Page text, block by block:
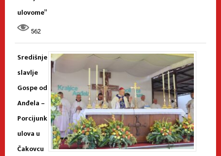
ulovome”
562
Središnje
slavlje
Gospe od
Anđela –
Porcijunk
ulova u
Čakovcu